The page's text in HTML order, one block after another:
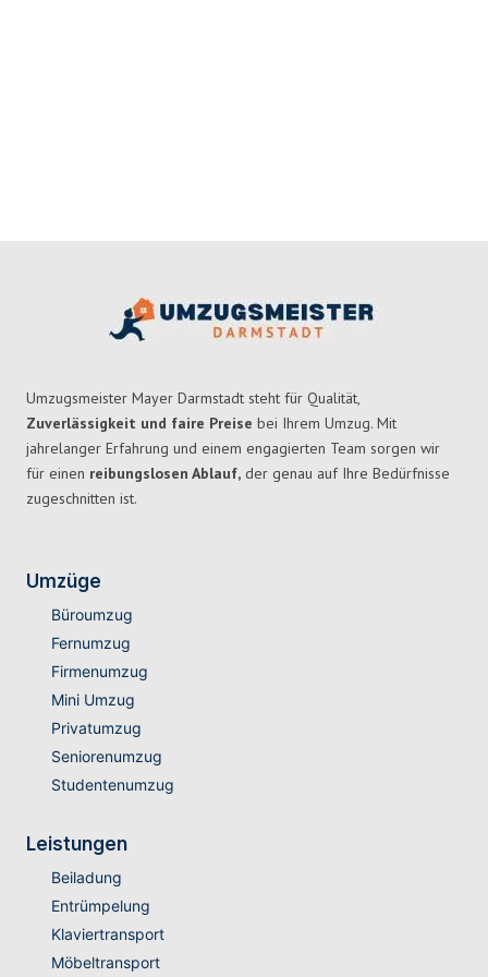
Umzugsmeister Mayer Darmstadt steht für Qualität,
Zuverlässigkeit und faire Preise bei Ihrem Umzug. Mit
jahrelanger Erfahrung und einem engagierten Team sorgen wir
für einen reibungslosen Ablauf, der genau auf Ihre Bedürfnisse
zugeschnitten ist.
Umzüge
Büroumzug
Fernumzug
Firmenumzug
Mini Umzug
Privatumzug
Seniorenumzug
Studentenumzug
Leistungen
Beiladung
Entrümpelung
Klaviertransport
Möbeltransport